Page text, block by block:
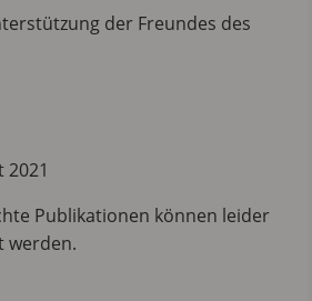
der Freundes des
2021
Publikationen können leider
werden.